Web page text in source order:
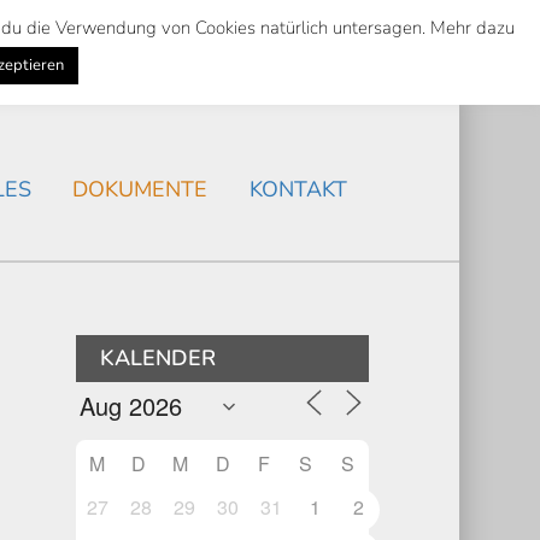
Suche
Search
AKTUELLES
DOKUMENTE KONTAKT
KALENDER
M D M D F S
S
27
28 29 30 31 1
2
die Verwendung von Cookies natürlich untersagen. Mehr dazu